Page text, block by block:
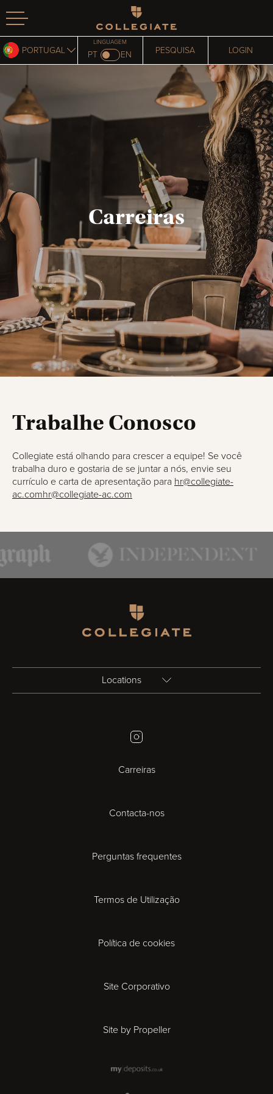
Homepage
PORTUGAL PT
LINGUAGEM
EN PESQUISA LOGIN
Carreiras
Trabalhe Conosco
Collegiate está olhando para crescer a equipe! Se você
trabalha duro e gostaria de se juntar a nós, envie seu
currículo e carta de apresentação para hr@collegiate-
ac.comhr@collegiate-ac.com
Locations
Bristol
Cambridge
Cardiff
Gloucester
Ipswich
London
Instagram
Carreiras
Contacta-nos
Perguntas frequentes
Termos de Utilização
Política de cookies
Site Corporativo
Site by Propeller